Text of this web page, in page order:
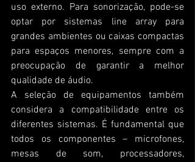
uso externo. Para sonorização, pode-se
optar por sistemas line array para
grandes ambientes ou caixas compactas
para espaços menores, sempre com a
preocupação de garantir a melhor
qualidade de áudio.
A seleção de equipamentos também
considera a compatibilidade entre os
diferentes sistemas. É fundamental que
todos os componentes – microfones,
mesas de som, processadores,